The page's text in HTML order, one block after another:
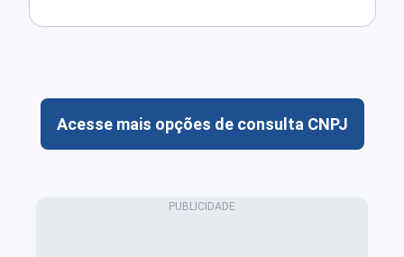
Acesse mais opções de consulta CNPJ